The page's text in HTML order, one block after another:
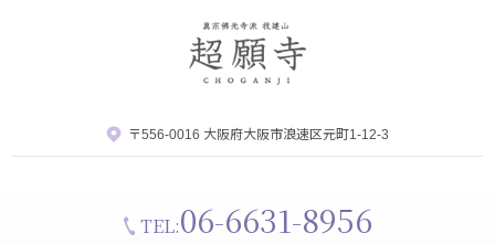
〒556-0016 大阪府大阪市浪速区元町1-12-3
TEL:06-6631-8956